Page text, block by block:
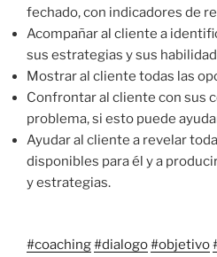
fechado, con indicadores de
Acompañar al cliente a
sus estrategias y sus
Mostrar al cliente todas las
Confrontar al cliente con sus
problema, si esto puede
Ayudar al cliente a revelar
disponibles para él y a
y estrategias.
#coaching#dialogo#objetivo